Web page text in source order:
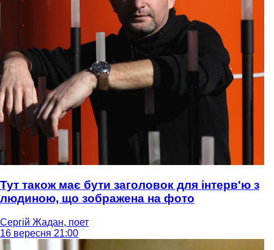
Тут також має бути заголовок для інтерв'ю з
людиною, що зображена на фото
Сергій Жадан, поет
16 вересня 21:00